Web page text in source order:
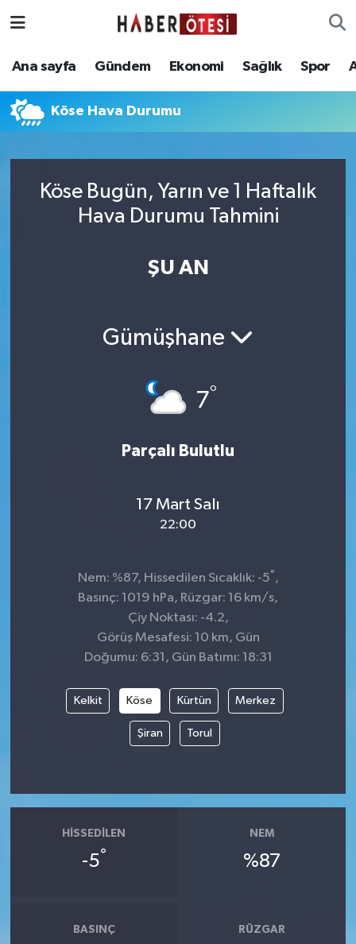
Ana sayfa Gündem Ekonomi Sağlık Spor
Köse Hava Durumu
Köse Bugün, Yarın ve 1 Haftalık
Hava Durumu Tahmini
ŞU AN
Gümüşhane
7°
Parçalı Bulutlu
17 Mart Salı
22:00
Nem: %87, Hissedilen Sıcaklık: -5° ,
Basınç: 1019 hPa, Rüzgar: 16 km/s,
Çiy Noktası: -4.2,
Görüş Mesafesi: 10 km, Gün
Doğumu: 6:31, Gün Batımı: 18:31
Kelkit Köse Kürtün Merkez
Şiran Torul
HISSEDILEN
-5°
NEM
%87
BASINÇ RÜZGAR
Ana sayfa
Sağlık
Eskişehir Nöbetçi Eczaneler
Eskişehir Trafik Yoğunluk Haritası
Süper Lig Puan Durumu ve Fikstür
Haber Arşivi